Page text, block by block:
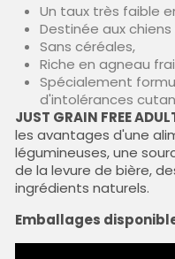
Un taux très faible
Destinée aux
Sans céréales,
Riche en agneau
Spécialement
d'intolérances
JUST GRAIN FREE
les avantages d'une
légumineuses, une
de la levure de bière,
ingrédients naturels.
Emballages